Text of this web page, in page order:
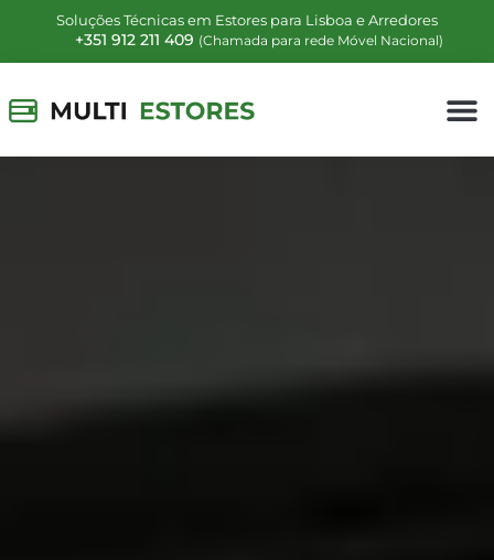
Soluções Técnicas em Estores para Lisboa e Arredores
+351 912 211 409 (Chamada para rede Móvel Nacional)